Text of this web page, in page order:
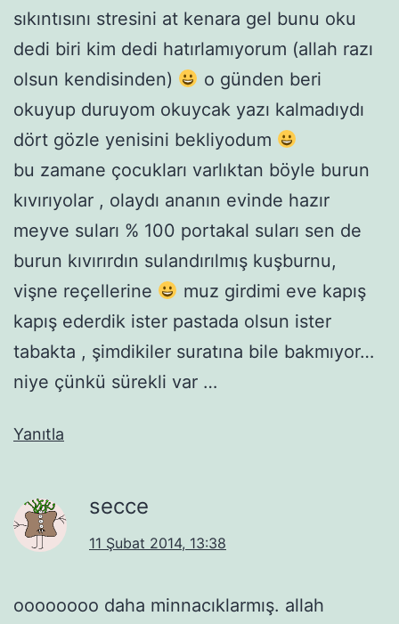
sıkıntısını stresini at kenara gel bunu oku
dedi biri kim dedi hatırlamıyorum (allah razı
olsun kendisinden)
o günden beri
okuyup duruyom okuycak yazı kalmadıydı
dört gözle yenisini bekliyodum
bu zamane çocukları varlıktan böyle burun
kıvırıyolar , olaydı ananın evinde hazır
meyve suları % 100 portakal suları sen de
burun kıvırırdın sulandırılmış kuşburnu,
vişne reçellerine
muz girdimi eve kapış
kapış ederdik ister pastada olsun ister
tabakta , şimdikiler suratına bile bakmıyor…
niye çünkü sürekli var …
Yanıtla
secce
11 Şubat 2014, 13:38
oooooooo daha minnacıklarmış. allah